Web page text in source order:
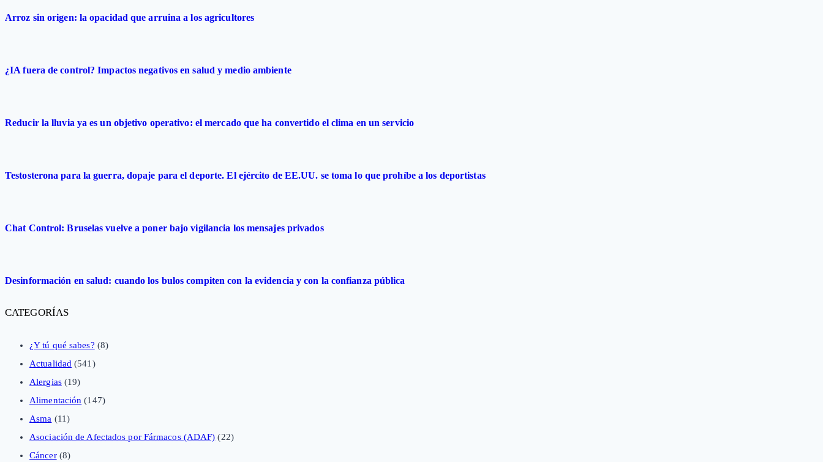
Arroz sin origen: la opacidad que arruina a los agricultores
¿IA fuera de control? Impactos negativos en salud y medio ambiente
Reducir la lluvia ya es un objetivo operativo: el mercado que ha convertido el clima en un servicio
Testosterona para la guerra, dopaje para el deporte. El ejército de EE.UU. se toma lo que prohíbe a los deportistas
Chat Control: Bruselas vuelve a poner bajo vigilancia los mensajes privados
Desinformación en salud: cuando los bulos compiten con la evidencia y con la confianza pública
CATEGORÍAS
¿Y tú qué sabes? (8)
Actualidad (541)
Alergias(19)
Alimentación (147)
Asma (11)
Asociación de Afectados por Fármacos (ADAF) (22)
Cáncer(8)